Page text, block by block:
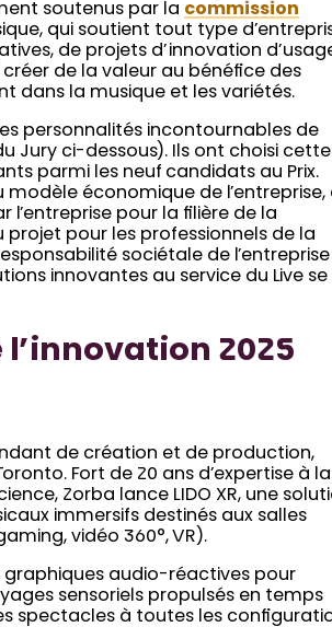
soutenus par la commission
qui soutient tout type
de projets d’innovation
de la valeur au bénéfice des
dans la musique et les variétés.
personnalités incontournables de
Jury ci-dessous). Ils ont choisi cette
parmi les neuf candidats au Prix.
économique de l’entreprise,
pour la filière de la
pour les professionnels de la
sociétale de l’entreprise
innovantes au service du Live se
l’innovation 2025
de création et de production,
Fort de 20 ans d’expertise à la
Zorba lance LIDO XR, une
immersifs destinés aux salles
vidéo 360°, VR).
graphiques audio-réactives pour
sensoriels propulsés en temps
spectacles à toutes les